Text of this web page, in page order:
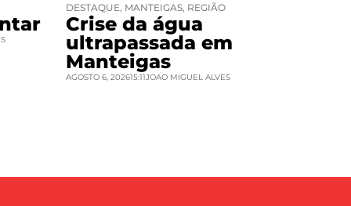
DESTAQUE MANTEIGAS, REGIÃO
Crise da água
ultrapassada em
Manteigas
AGOSTO 6, 202615:11JOAO MIGUEL ALVES